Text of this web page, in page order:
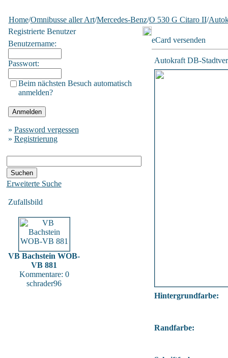
Home/Omnibusse aller Art/Mercedes-Benz/O 530 G Citaro II/
Registrierte Benutzer
Benutzername:
Passwort:
Beim nächsten Besuch automatisch
anmelden?
» Password vergessen
» Registrierung
Erweiterte Suche
Zufallsbild
VB Bachstein WOB-
VB 881
Kommentare: 0
schrader96
eCard versenden
Autokraft DB-
Hintergrundfarbe:
Randfarbe: